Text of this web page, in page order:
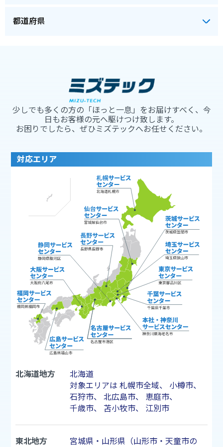
少しでも多くの方の「ほっと一息」をお届けすべく、今
日もお客様の元へ駆けつけ致します。
お困りでしたら、ぜひミズテックへお任せください。
対応エリア
北海道地方
北海道
対象エリアは 札幌市全域、 小樽市、
石狩市、 北広島市、 恵庭市、
千歳市、 苫小牧市、 江別市
東北地方
宮城県・山形県（山形市・天童市の